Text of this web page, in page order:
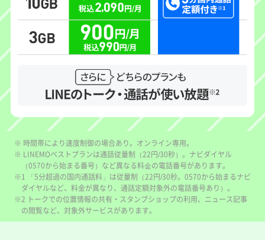
※ 時間帯により速度制御の場合あり。オンライン専用。
※ LINEMOベストプランは通話従量制（22円/30秒）。ナビダイヤル
（0570から始まる番号）など異なる料⾦の電話番号があります。
※1 「5分超過の国内通話料」は従量制（22円/30秒。0570から始まるナビ
ダイヤルなど、料金が異なり、通話定額対象外の電話番号あり）。
※2 トークでの位置情報の共有・スタンプショップの利用、ニュース記事
の閲覧など、対象外サービスがあります。